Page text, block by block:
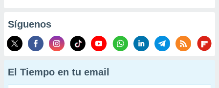
Síguenos
El Tiempo en tu email